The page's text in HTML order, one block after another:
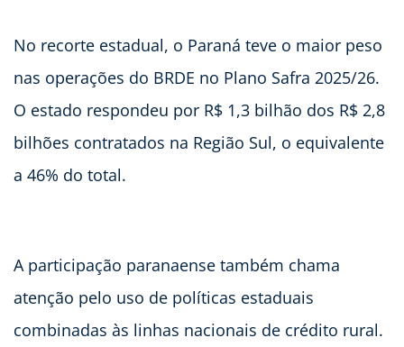
No recorte estadual, o Paraná teve o maior peso
nas operações do BRDE no Plano Safra 2025/26.
O estado respondeu por R$ 1,3 bilhão dos R$ 2,8
bilhões contratados na Região Sul, o equivalente
a 46% do total.
A participação paranaense também chama
atenção pelo uso de políticas estaduais
combinadas às linhas nacionais de crédito rural.